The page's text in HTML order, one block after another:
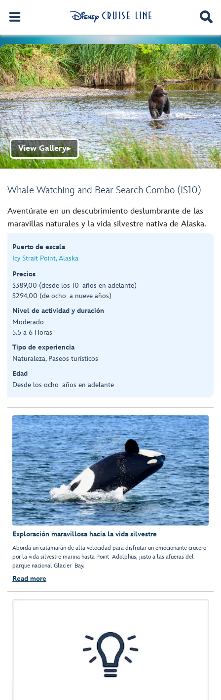
Whale Watching and Bear Search Combo (IS10)
View Gallery▶
Aventúrate en un descubrimiento deslumbrante de las
maravillas naturales y la vida silvestre nativa de Alaska.
Puerto de escala
Icy Strait Point, Alaska
Precios
$389,00 (desde los 10 años en adelante)
$294,00 (de ocho a nueve años)
Nivel de actividad y duración
Moderado
5.5 a 6 Horas
Tipo de experiencia
Naturaleza, Paseos turísticos
Edad
Desde los ocho años en adelante
Exploración maravillosa hacia la vida silvestre
Aborda un catamarán de alta velocidad para disfrutar un emocionante crucero
por la vida silvestre marina hasta Point Adolphus, justo a las afueras del
parque nacional Glacier Bay.
Read more